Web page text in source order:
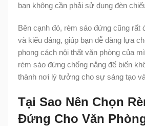
bạn không cần phải sử dụng đèn
Bên cạnh đó, rèm sáo đứng cũng rất
và kiểu dáng, giúp bạn dễ dàng lựa
phong cách nội thất văn phòng của
rèm sáo đứng chống nắng để biến
thành nơi lý tưởng cho sự sáng tạo
Tại Sao Nên Chọn
Đứng Cho Văn